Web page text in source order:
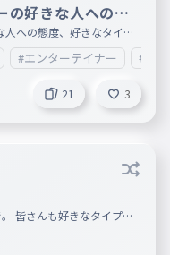
の好きな人への態
ング
人への態度、好きなタイプ
Web検索で出てきたので文
Nオタと🦍は説明文を読ま
トして コメントしたあと
動家とか緑系統だから全
悲しい ちなみにエンター
に楽しさを求める魅力的な
もないし、社交的でも明る
と考えて行動できる人が
あり人生なんだろ〜な〜
プだし、あんまり人の助け
とも得意じゃないんだよね
自責思考とかできるように
のことこうやって落とそ
#エンターテイナー #勉強
21 3
皆さんも好きなタイプ教